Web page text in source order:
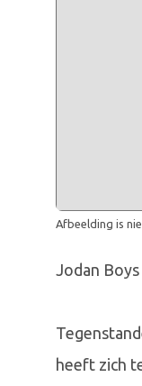
Afbeelding is
Jodan
heeft zich